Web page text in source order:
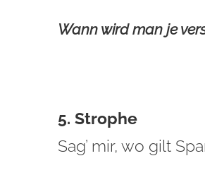
Wann wird man je
5. Strophe
Sag’ mir, wo gilt